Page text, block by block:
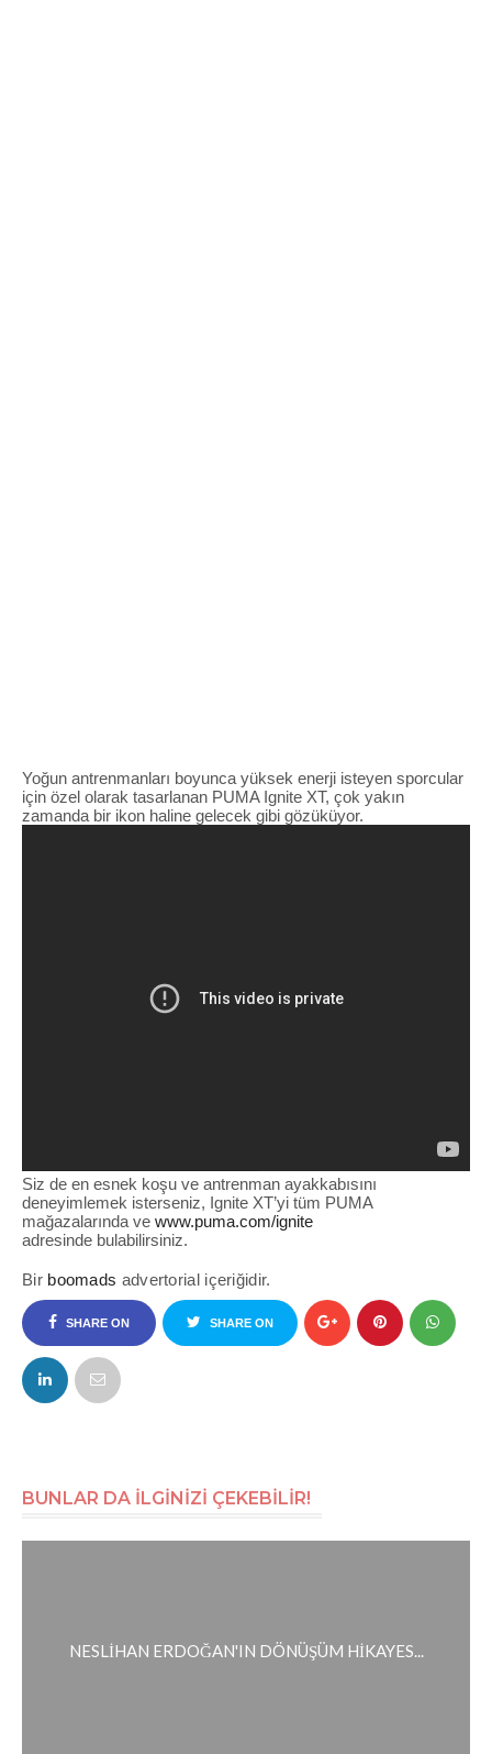
Yoğun antrenmanları boyunca yüksek enerji isteyen sporcular
için özel olarak tasarlanan PUMA Ignite XT, çok yakın
zamanda bir ikon haline gelecek gibi gözüküyor.
Siz de en esnek koşu ve antrenman ayakkabısını
deneyimlemek isterseniz, Ignite XT’yi tüm PUMA
mağazalarında ve www.puma.com/ignite
adresinde bulabilirsiniz.
Bir boomads advertorial içeriğidir.
SHARE ON
FACEBOOK
SHARE ON
BUNLAR DA İLGİNİZİ ÇEKEBİLİR!
NESLİHAN ERDOĞAN'IN DÖNÜŞÜM HİKAYES...